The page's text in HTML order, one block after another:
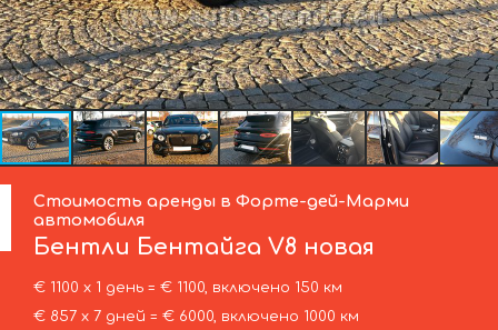
Стоимость аренды в Форте-дей-Марми
автомобиля
Бентли Бентайга V8 новая
€ 1100 х 1 день = € 1100, включено 150 км
€ 857 х 7 дней = € 6000, включено 1000 км